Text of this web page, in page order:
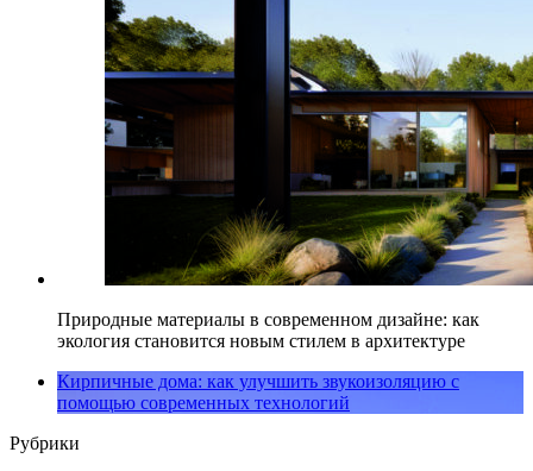
Природные материалы в современном дизайне: как
экология становится новым стилем в архитектуре
Кирпичные дома: как улучшить звукоизоляцию с
помощью современных технологий
Рубрики